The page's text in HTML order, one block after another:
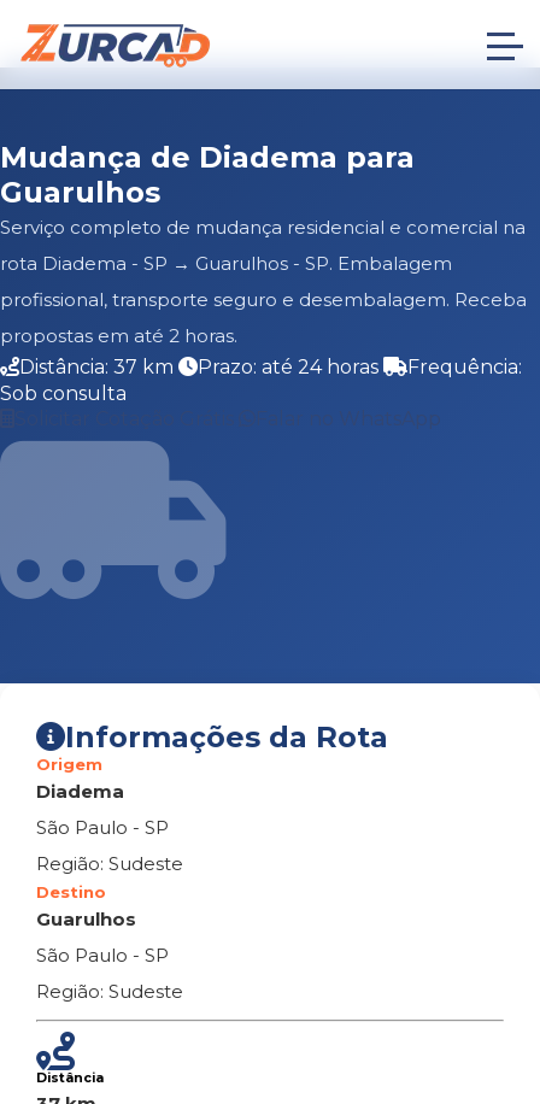
Mudança de Diadema para
Guarulhos
Serviço completo de mudança residencial e comercial na
rota Diadema - SP → Guarulhos - SP. Embalagem
profissional, transporte seguro e desembalagem. Receba
propostas em até 2 horas.
Distância: 37 km
Prazo: até 24 horas
Frequência:
Sob consulta
Falar no WhatsApp
Informações da Rota
Origem
Diadema
São Paulo - SP
Região: Sudeste
Destino
Guarulhos
São Paulo - SP
Região: Sudeste
Distância